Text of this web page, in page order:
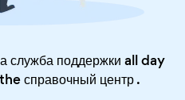
служба поддержки all day
справочный центр.